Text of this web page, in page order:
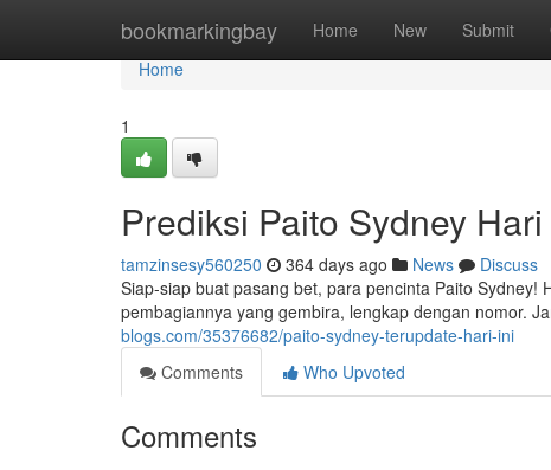
bookmarkingbay Home New Submit
Home
Home
1
Prediksi Paito Sydney Hari
tamzinsesy560250 364 days ago News
Discuss
Siap-siap buat pasang bet, para pencinta Paito Sydney!
pembagiannya yang gembira, lengkap dengan nomor.
blogs.com/35376682/paito-sydney-terupdate-hari-ini
Comments
Who Upvoted
Comments